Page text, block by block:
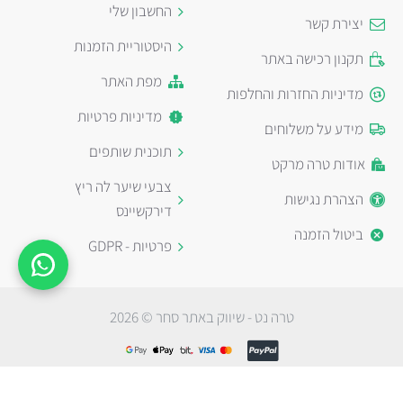
יצירת קשר
תקנון רכישה באתר
מדיניות החזרות והחלפות
מידע על משלוחים
אודות טרה מרקט
הצהרת נגישות
ביטול הזמנה
החשבון שלי
היסטוריית הזמנות
מפת האתר
מדיניות פרטיות
תוכנית שותפים
צבעי שיער לה ריץ
דירקשיינס
פרטיות - GDPR
טרה נט - שיווק באתר סחר © 2026